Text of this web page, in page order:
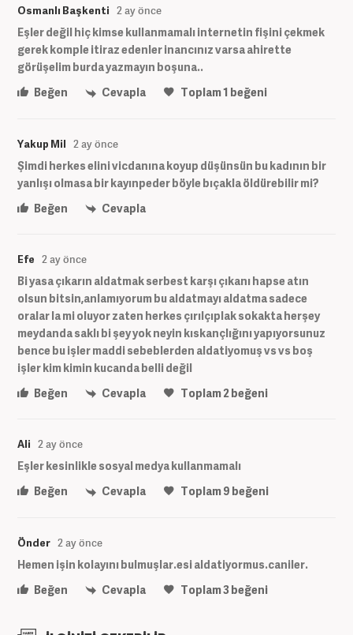
Osmanlı Başkenti 2 ay önce
Eşler değil hiç kimse kullanmamalı internetin fişini çekmek
gerek komple itiraz edenler inancınız varsa ahirette
görüşelim burda yazmayın boşuna..
Beğen
Cevapla Toplam1 beğeni
Yakup Mil 2 ay önce
Şimdi herkes elini vicdanına koyup düşünsün bu kadının bir
yanlışı olmasa bir kayınpeder böyle bıçakla öldürebilir mi?
Beğen
Cevapla
Efe 2 ay önce
Bi yasa çıkarın aldatmak serbest karşı çıkanı hapse atın
olsun bitsin,anlamıyorum bu aldatmayı aldatma sadece
oralar la mi oluyor zaten herkes çırılçıplak sokakta herşey
meydanda saklı bi şey yok neyin kıskançlığını yapıyorsunuz
bence bu işler maddi sebeblerden aldatiyomuş vs vs boş
işler kim kimin kucanda belli değil
Beğen
Cevapla Toplam2beğeni
Ali 2 ay önce
Eşler kesinlikle sosyal medya kullanmamalı
Beğen
Cevapla Toplam9 beğeni
Önder 2 ay önce
Hemen işin kolayını bulmuşlar.esi aldatiyormus.caniler.
Beğen
Cevapla Toplam3beğeni